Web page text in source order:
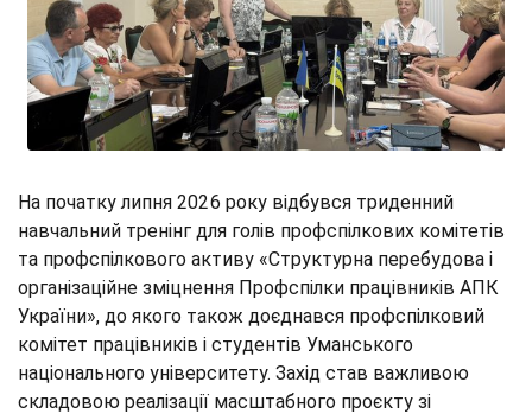
На початку липня 2026 року відбувся триденний
навчальний тренінг для голів профспілкових комітетів
та профспілкового активу «Структурна перебудова і
організаційне зміцнення Профспілки працівників АПК
України», до якого також доєднався профспілковий
комітет працівників і студентів Уманського
національного університету. Захід став важливою
складовою реалізації масштабного проєкту зі